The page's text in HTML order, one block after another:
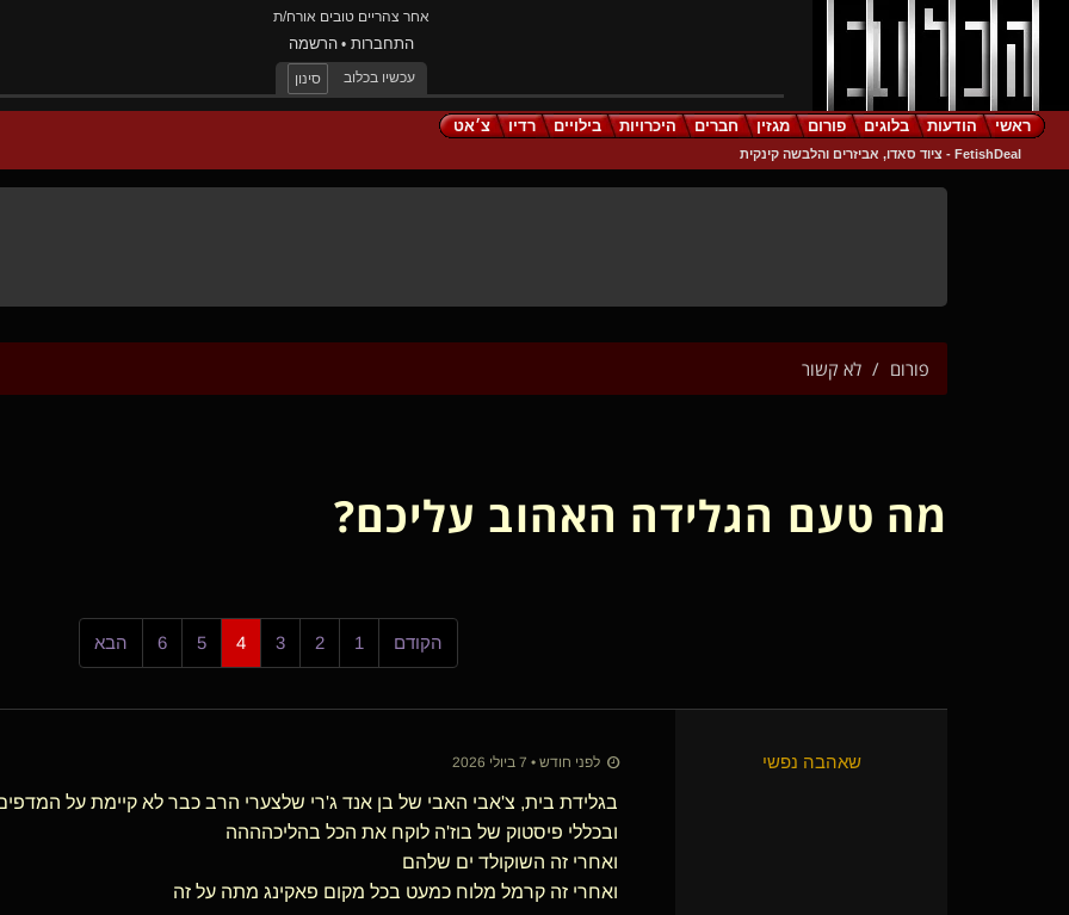
אחר צהריים טובים אורח/ת
התחברות•הרשמה
עכשיו בכלוב סינון
ראשי הודעות בלוגים פורום מגזין חברים היכרויות בילויים רדיו צ׳אט
FetishDeal - ציוד סאדו, אביזרים והלבשה קינקית
פורום לא קשור
מה טעם הגלידה האהוב עליכם?
הקודם 1
2
3
4
5
6 הבא
שאהבה נפשי לפני חודש • 7 ביולי 2026
בגלידת בית, צ'אבי האבי של בן אנד ג'רי שלצערי הרב כבר לא קיימת על
ובכללי פיסטוק של בוז'ה לוקח את הכל בהליכהההה
ואחרי זה השוקולד ים שלהם
ואחרי זה קרמל מלוח כמעט בכל מקום פאקינג מתה על זה